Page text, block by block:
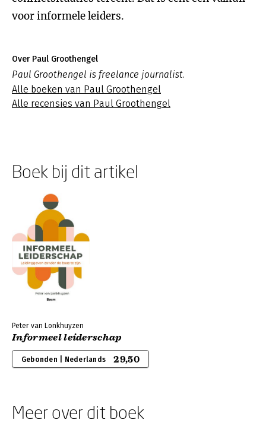
voor informele leiders.
Over Paul Groothengel
Paul Groothengel is freelance journalist.
Alle boeken van Paul Groothengel
Alle recensies van Paul Groothengel
Boek bij dit artikel
Peter van Lonkhuyzen
Informeel leiderschap
Gebonden | Nederlands 29,50
Meer over dit boek